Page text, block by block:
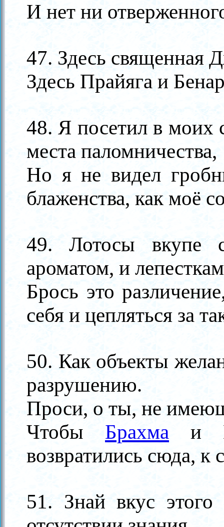
И нет ни
47. Здесь священная
Здесь Прайяга и
48. Я посетил в моих
места паломничества,
Но я не видел
блаженства, как моё
49. Лотосы вкупе
ароматом, и
Брось это
себя и цепляться за
50. Как объекты
разрушению.
Проси, о ты, не
Чтобы Брахма и
возвратились сюда, к
51. Знай вкус этого